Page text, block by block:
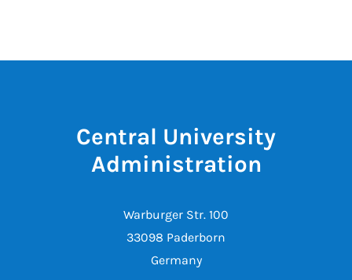
Central University
Administration
Warburger Str. 100
33098 Paderborn
Germany